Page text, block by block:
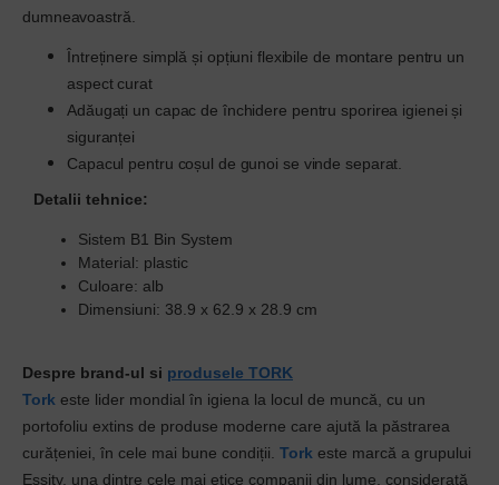
dumneavoastră.
Întreținere simplă și opțiuni flexibile de montare pentru un
aspect curat
Adăugați un capac de închidere pentru sporirea igienei și
siguranței
Capacul pentru coșul de gunoi se vinde separat.
Detalii tehnice:
Sistem B1 Bin System
Material: plastic
Culoare: alb
Dimensiuni: 38.9 x 62.9 x 28.9 cm
Despre brand-ul si produsele TORK
Tork este lider mondial în igiena la locul de muncă, cu un
portofoliu extins de produse moderne care ajută la păstrarea
curățeniei, în cele mai bune condiții. Tork este marcă a grupului
Essity, una dintre cele mai etice companii din lume, considerată